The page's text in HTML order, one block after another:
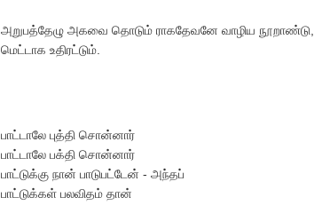
அறுபத்தேழு அகவை தொடும் ராகதேவனே வாழிய நூறாண்டு,
மெட்டாக உதிரட்டும்.
பாட்டாலே புத்தி சொன்னார்
பாட்டாலே பக்தி சொன்னார்
பாட்டுக்கு நான் பாடுபட்டேன் - அந்தப்
பாட்டுக்கள் பலவிதம் தான்